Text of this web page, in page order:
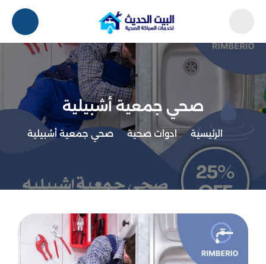
صحي جمعية أشبيلية
الرئيسية ادوات صحية صحي جمعية أشبيلية